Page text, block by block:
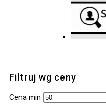
Filtruj wg ceny
Cena min